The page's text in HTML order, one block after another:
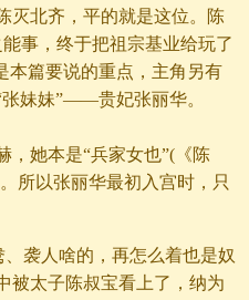
灭北齐，平的就是这位。陈
事，终于把祖宗基业给玩了
本篇要说的重点，主角另有
妹妹”——贵妃张丽华。
，她本是“兵家女也”(《陈
所以张丽华最初入宫时，只
袭人啥的，再怎么着也是奴
被太子陈叔宝看上了，纳为